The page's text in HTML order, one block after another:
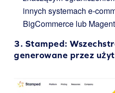
innych systemach e-
BigCommerce lub
3. Stamped:
generowane przez